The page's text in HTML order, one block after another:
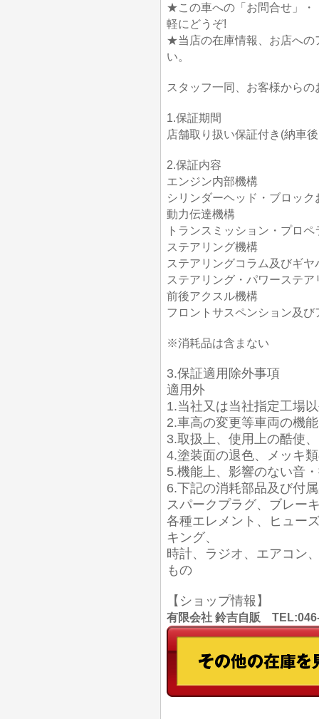
★この車への「お問合せ」・
軽にどうぞ!
★当店の在庫情報、お店への
い。
スタッフ一同、お客様から
1.保証期間
店舗取り扱い保証付き(納車
2.保証内容
エンジン内部機構
シリンダーヘッド・ブロッ
動力伝達機構
トランスミッション・プロ
ステアリング機構
ステアリングコラム及びギヤ
ステアリング・パワーステア
前後アクスル機構
フロントサスペンション及
※消耗品は含まない
3.保証適用除外事項
適用外
1.当社又は当社指定工場
2.車高の変更等車両の機
3.取扱上、使用上の酷使
4.塗装面の退色、メッキ
5.機能上、影響のない音
6.下記の消耗部品及び付
スパークプラグ、ブレー
各種エレメント、ヒュー
キング、
時計、ラジオ、エアコン
もの
【ショップ情報】
有限会社 鈴吉自販